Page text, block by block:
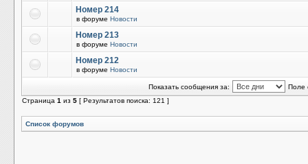
Номер 214
в форуме Новости
Номер 213
в форуме Новости
Номер 212
в форуме Новости
Показать сообщения за:
Поле
Страница 1 из 5 [ Результатов поиска: 121 ]
Список форумов